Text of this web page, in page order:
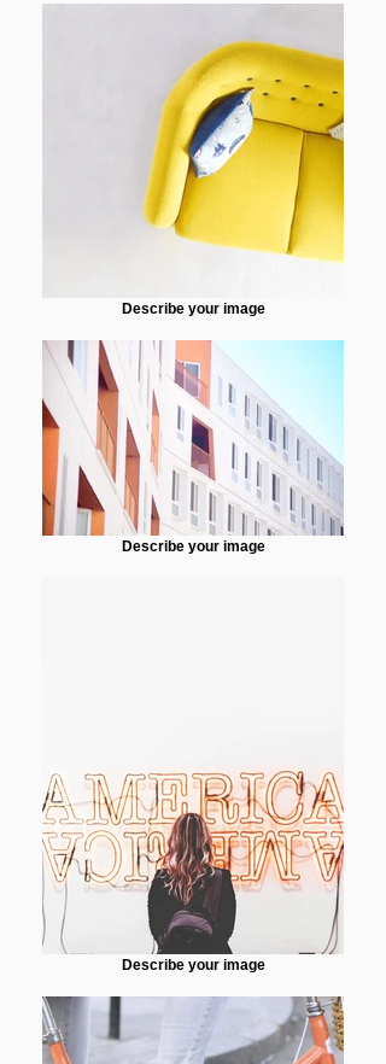
Describe your image
Describe your image
Describe your image